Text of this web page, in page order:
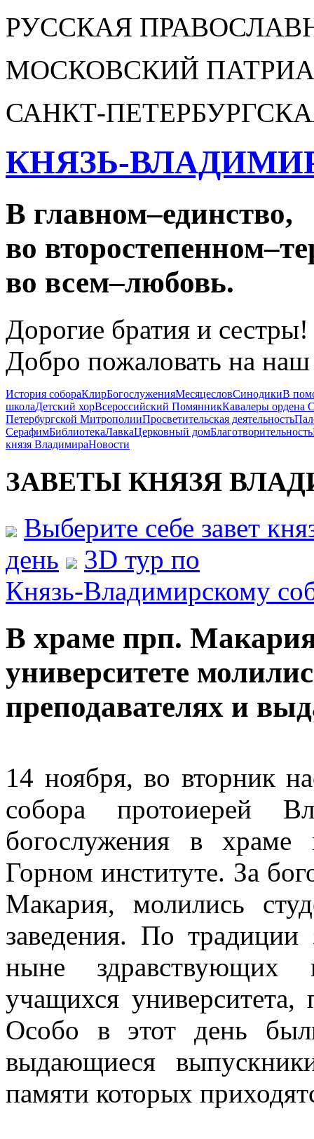
РУССКАЯ
МОСКОВСКИЙ
САНКТ-
КНЯЗЬ-
В главном–единство,
во второстепенном–
во всем–любовь.
Дорогие братия и
Добро пожаловать на наш
История собораКлирБогослуженияМесяцесловСинодикиВ
школаДетский хорВсероссийский ПомянникКавалеры ордена
Петербургской МитрополииПросветительская деятельность
СерафимБиблиотекаЛавкаЦерковный домБлаготворительность
князя ВладимираНовости
ЗАВЕТЫ КНЯЗЯ
Выберите себе завет
день
3D тур по
Князь-Владимирскому
В храме прп.
университете
преподавателях и
14 ноября, во вторник
собора протоиерей
богослужения в храме
Горном институте. За
Макария, молились
заведения. По
ныне здравствующих
учащихся
Особо в этот день
выдающиеся
памяти которых